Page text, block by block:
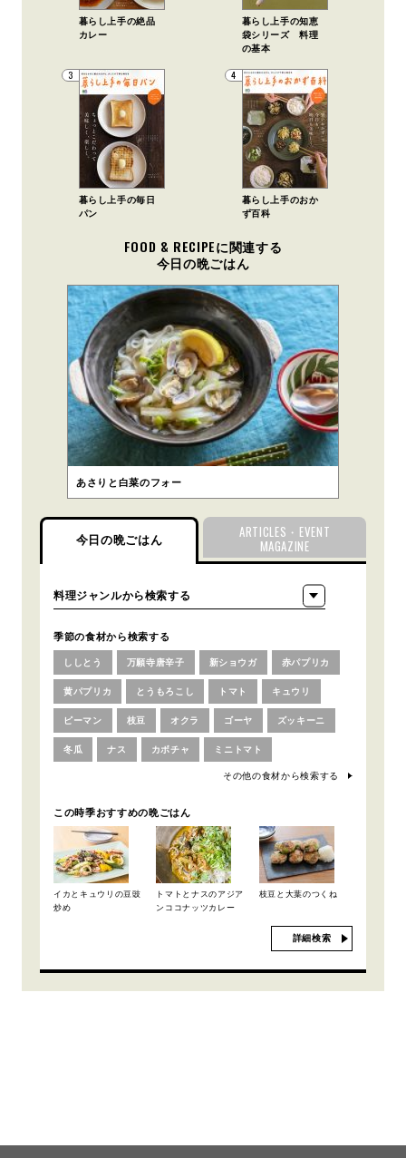
暮らし上手の絶品
カレー
暮らし上手の知恵
袋シリーズ 料理
の基本
3
暮らし上手の毎日
パン
4
暮らし上手のおか
ず百科
FOOD & RECIPEに関連する
今日の晩ごはん
あさりと白菜のフォー
今日の晩ごはん
ARTICLES・EVENT
MAGAZINE
季節の食材から検索する
ししとう 万願寺唐辛子 新ショウガ 赤パプリカ
黄パプリカ とうもろこし トマト キュウリ
ピーマン 枝豆 オクラ ゴーヤ ズッキーニ
冬瓜 ナス カボチャ ミニトマト
その他の食材から検索する
この時季おすすめの晩ごはん
イカとキュウリの豆豉
炒め
トマトとナスのアジア
ンココナッツカレー
枝豆と大葉のつくね
詳細検索